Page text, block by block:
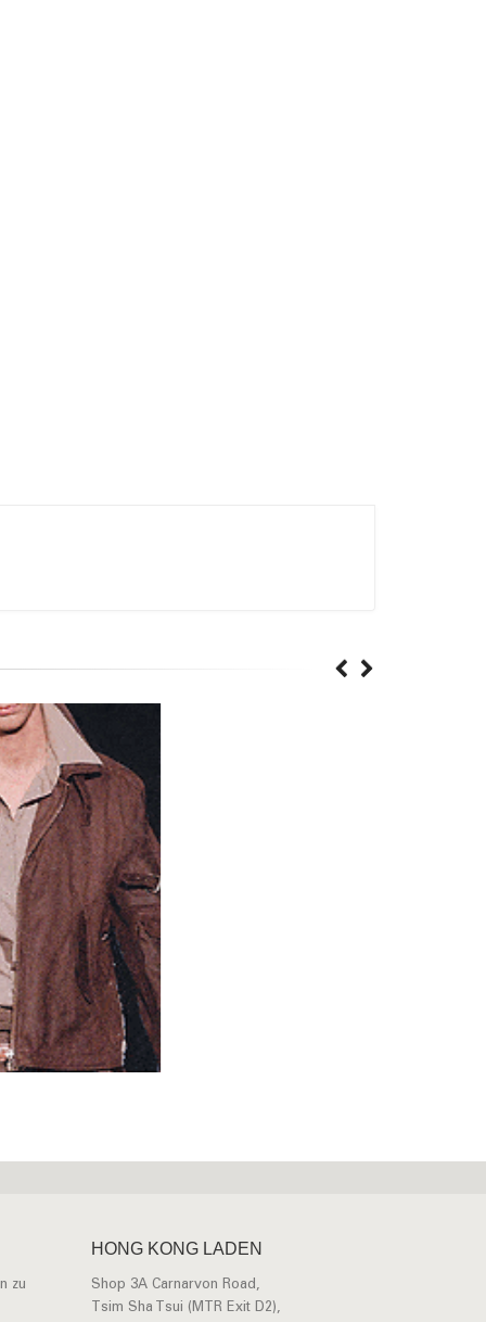
zu
HONG KONG LADEN
Shop 3A Carnarvon Road,
Tsim Sha Tsui (MTR Exit D2),